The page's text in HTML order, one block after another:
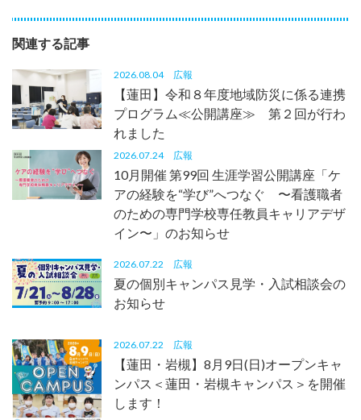
関連する記事
2026.08.04 広報
【蓮田】令和８年度地域防災に係る連携
プログラム≪公開講座≫ 第２回が行わ
れました
2026.07.24 広報
10月開催 第99回 生涯学習公開講座「ケ
アの経験を“学び”へつなぐ 〜看護職者
のための専門学校専任教員キャリアデザ
イン〜」のお知らせ
2026.07.22 広報
夏の個別キャンパス見学・入試相談会の
お知らせ
2026.07.22 広報
【蓮田・岩槻】8月9日(日)オープンキャ
ンパス＜蓮田・岩槻キャンパス＞を開催
します！